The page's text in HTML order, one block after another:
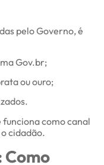
pelo Governo, é
Gov.br;
ou ouro;
funciona como canal
cidadão.
Como